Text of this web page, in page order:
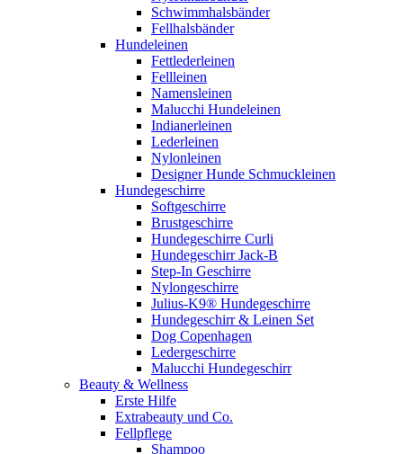
Schwimmhalsbänder
Fellhalsbänder
Hundeleinen
Fettlederleinen
Fellleinen
Namensleinen
Malucchi Hundeleinen
Indianerleinen
Lederleinen
Nylonleinen
Designer Hunde Schmuckleinen
Hundegeschirre
Softgeschirre
Brustgeschirre
Hundegeschirre Curli
Hundegeschirr Jack-B
Step-In Geschirre
Nylongeschirre
Julius-K9® Hundegeschirre
Hundegeschirr & Leinen Set
Dog Copenhagen
Ledergeschirre
Malucchi Hundegeschirr
Beauty & Wellness
Erste Hilfe
Extrabeauty und Co.
Fellpflege
Shampoo